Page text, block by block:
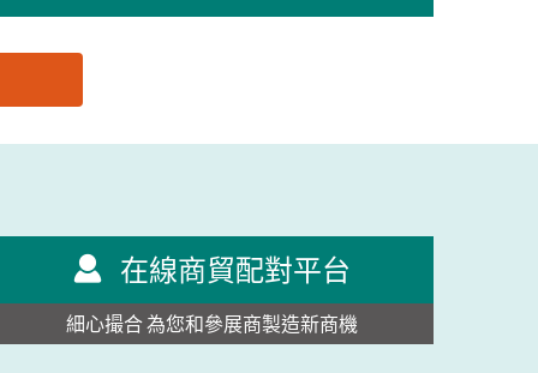
在線商貿配對平台
細心撮合 為您和參展商製造新商機